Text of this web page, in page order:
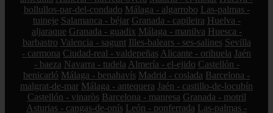
bollullos-par-del-condado Málaga - algarrobo Las-palmas -
tuineje Salamanca - béjar Granada - capileira Huelva -
aljaraque Granada - guadix Málaga - manilva Huesca -
barbastro Valencia - sagunt Illes-balears - ses-salines Sevilla
- carmona Ciudad-real - valdepeñas Alicante - orihuela Jaén
- baeza Navarra - tudela Almería - el-ejido Castellón -
benicarló Málaga - benahavís Madrid - coslada Barcelona -
malgrat-de-mar Málaga - antequera Jaén - castillo-de-locubín
Castellón - vinaròs Barcelona - manresa Granada - motril
Asturias - cangas-de-onís León - ponferrada Las-palmas -